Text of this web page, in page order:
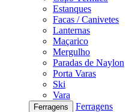
Estanques
Facas / Canivetes
Lanternas
Maçarico
Mergulho
Paradas de Naylon
Porta Varas
Ski
Vara
Ferragens
Ferragens